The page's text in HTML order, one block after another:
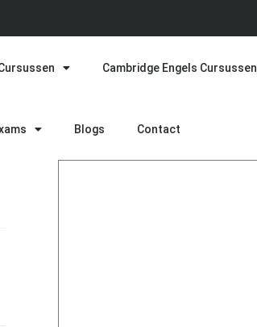
Cambridge Engels Cursussen
Blogs Contact